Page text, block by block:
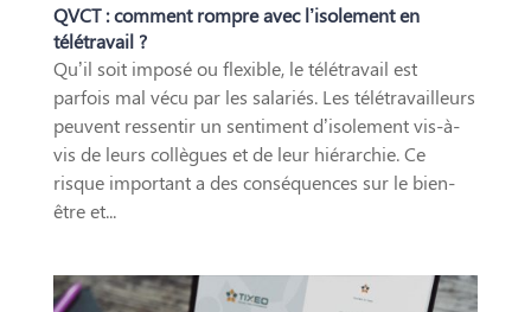
QVCT : comment rompre avec l’isolement en
télétravail ?
Qu’il soit imposé ou flexible, le télétravail est
parfois mal vécu par les salariés. Les télétravailleurs
peuvent ressentir un sentiment d’isolement vis-à-
vis de leurs collègues et de leur hiérarchie. Ce
risque important a des conséquences sur le bien-
être et...